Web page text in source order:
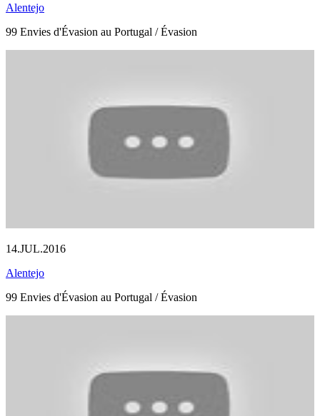
Alentejo
99 Envies d'Évasion au Portugal / Évasion
14.JUL.2016
Alentejo
99 Envies d'Évasion au Portugal / Évasion